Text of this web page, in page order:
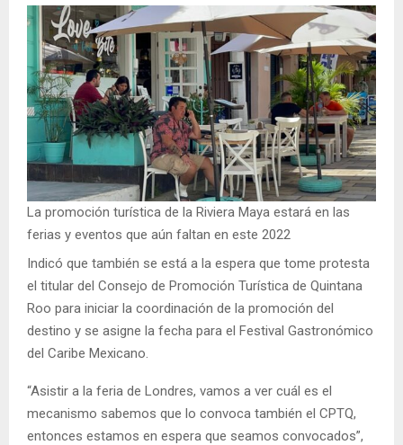
La promoción turística de la Riviera Maya estará en las
ferias y eventos que aún faltan en este 2022
Indicó que también se está a la espera que tome protesta
el titular del Consejo de Promoción Turística de Quintana
Roo para iniciar la coordinación de la promoción del
destino y se asigne la fecha para el Festival Gastronómico
del Caribe Mexicano.
“Asistir a la feria de Londres, vamos a ver cuál es el
mecanismo sabemos que lo convoca también el CPTQ,
entonces estamos en espera que seamos convocados”,